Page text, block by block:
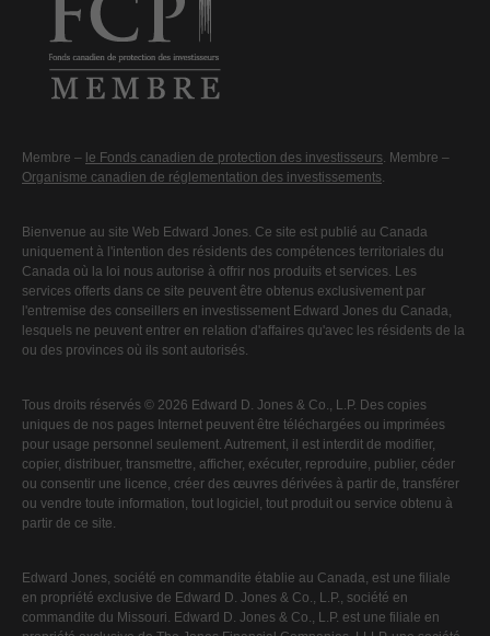
Membre – le Fonds canadien de protection des investisseurs. Membre –
Organisme canadien de réglementation des investissements.
Bienvenue au site Web Edward Jones. Ce site est publié au Canada
uniquement à l'intention des résidents des compétences territoriales du
Canada où la loi nous autorise à offrir nos produits et services. Les
services offerts dans ce site peuvent être obtenus exclusivement par
l'entremise des conseillers en investissement Edward Jones du Canada,
lesquels ne peuvent entrer en relation d'affaires qu'avec les résidents de la
ou des provinces où ils sont autorisés.
Tous droits réservés © 2026 Edward D. Jones & Co., L.P. Des copies
uniques de nos pages Internet peuvent être téléchargées ou imprimées
pour usage personnel seulement. Autrement, il est interdit de modifier,
copier, distribuer, transmettre, afficher, exécuter, reproduire, publier, céder
ou consentir une licence, créer des œuvres dérivées à partir de, transférer
ou vendre toute information, tout logiciel, tout produit ou service obtenu à
partir de ce site.
Edward Jones, société en commandite établie au Canada, est une filiale
en propriété exclusive de Edward D. Jones & Co., L.P., société en
commandite du Missouri. Edward D. Jones & Co., L.P. est une filiale en